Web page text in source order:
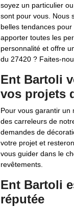
soyez un particulier
sont pour vous. Nous
belles tendances
apporter toutes les
personnalité et offre
du 27420 ? Faites-
Ent Bartoli
vos projets
Pour vous garantir un
des carreleurs de
demandes de
votre projet et
vous guider dans le
revêtements.
Ent Bartoli
réputée